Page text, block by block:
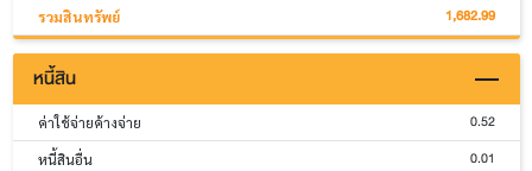
รวมสินทรัพย์ 1,682.99
หนี้สิน
ค่าใช้จ่ายค้างจ่าย 0.52
หนี้สินอื่น 0.01